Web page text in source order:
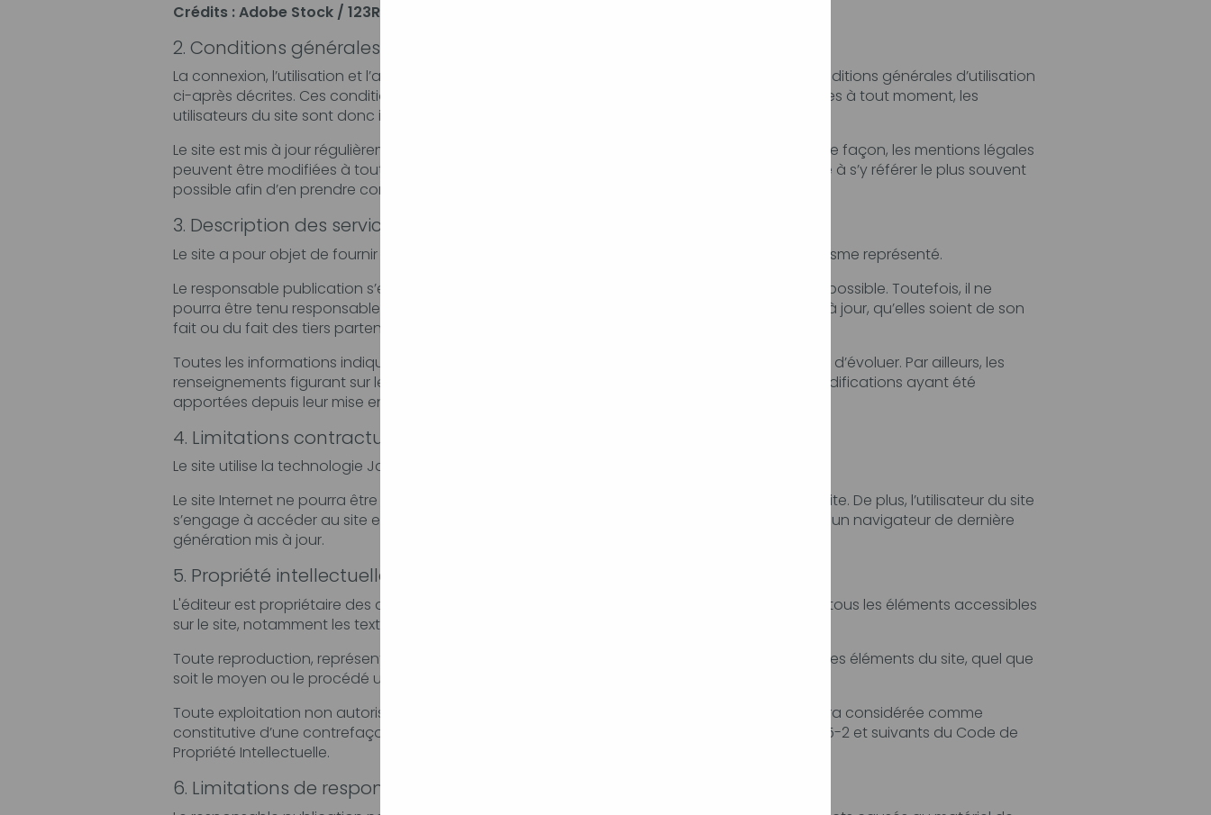
Crédits : Adobe Stock / 123RF / Flaticon
2. Conditions générales d’utilisation du site.
La connexion, l’utilisation et l’accès à ce site impliquent l’acceptation pleine et entière des conditions générales d’utilisation
ci-après décrites. Ces conditions d’utilisation sont susceptibles d’être modifiées ou complétées à tout moment, les
Le site est mis à jour régulièrement par le responsable de publication pour l'éditeur. De la même façon, les mentions légales
peuvent être modifiées à tout moment : elles s’imposent néanmoins à l’utilisateur qui est invité à s’y référer le plus souvent
possible afin d’en prendre connaissance.
3. Description des services fournis.
Le site a pour objet de fournir une information concernant l’ensemble des activités de l'organisme représenté.
Le responsable publication s’efforce de fournir sur le site des informations aussi précises que possible. Toutefois, il ne
pourra être tenu responsable des omissions, des inexactitudes et des carences dans la mise à jour, qu’elles soient de son
fait ou du fait des tiers partenaires qui lui fournissent ces informations.
Toutes les informations indiquées sur le site sont données à titre indicatif, et sont susceptibles d’évoluer. Par ailleurs, les
renseignements figurant sur le site ne sont pas exhaustifs. Ils sont donnés sous réserve de modifications ayant été
apportées depuis leur mise en ligne.
4. Limitations contractuelles sur les données techniques.
Le site utilise la technologie JavaScript.
Le site Internet ne pourra être tenu responsable de dommages matériels liés à l’utilisation du site. De plus, l’utilisateur du site
s’engage à accéder au site en utilisant un matériel récent, ne contenant pas de virus et avec un navigateur de dernière
génération mis à jour.
5. Propriété intellectuelle.
L'éditeur est propriétaire des droits de propriété intellectuelle ou détient les droits d’usage sur tous les éléments accessibles
Toute reproduction, représentation, modification, publication, adaptation de tout ou partie des éléments du site, quel que
Toute exploitation non autorisée du site ou de l’un quelconque des éléments qu’il contient sera considérée comme
constitutive d’une contrefaçon et poursuivie conformément aux dispositions des articles L.335-2 et suivants du Code de
Propriété Intellectuelle.
6. Limitations de responsabilité.